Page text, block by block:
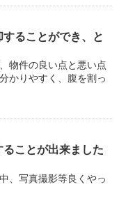
ることができ、と
物件の良い点と悪い点
かりやすく、腹を割っ
ことが出来ました
、写真撮影等良くやっ